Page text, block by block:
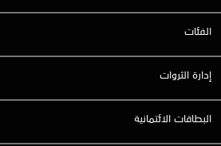
الفئات
إدارة الثروات
البطاقات الائتمانية